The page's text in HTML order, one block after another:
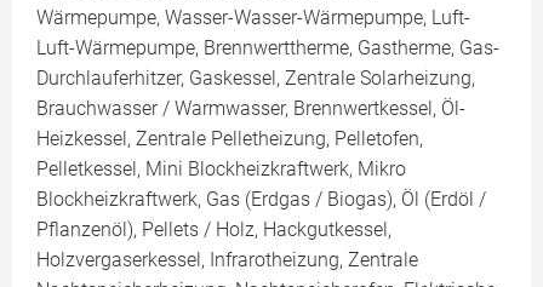
Wärmepumpe, Wasser-Wasser-Wärmepumpe, Luft-
Luft-Wärmepumpe, Brennwerttherme, Gastherme, Gas-
Durchlauferhitzer, Gaskessel, Zentrale Solarheizung,
Brauchwasser / Warmwasser, Brennwertkessel, Öl-
Heizkessel, Zentrale Pelletheizung, Pelletofen,
Pelletkessel, Mini Blockheizkraftwerk, Mikro
Blockheizkraftwerk, Gas (Erdgas / Biogas), Öl (Erdöl /
Pflanzenöl), Pellets / Holz, Hackgutkessel,
Holzvergaserkessel, Infrarotheizung, Zentrale